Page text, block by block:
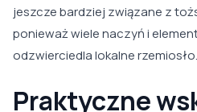
jeszcze bardziej związane z
ponieważ wiele naczyń i
odzwierciedla lokalne rzemiosło.
Praktyczne